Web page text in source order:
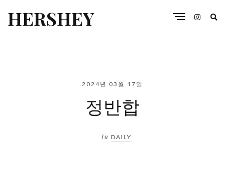
HERSHEY
2024년 03월 17일
정반합
In DAILY